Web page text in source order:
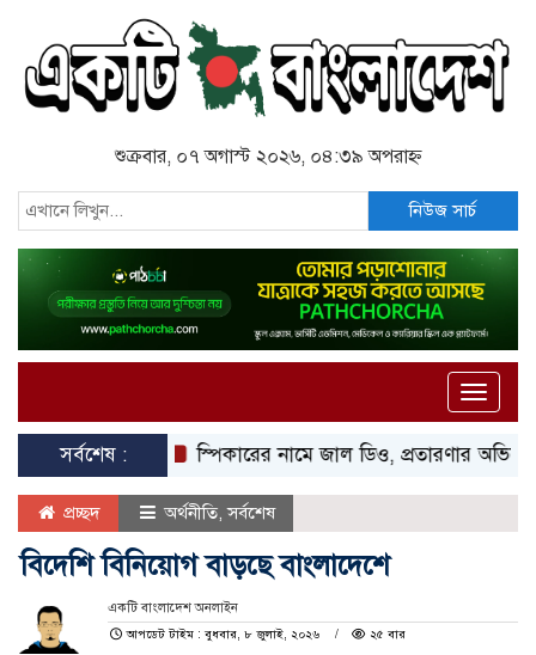
শুক্রবার, ০৭ অগাস্ট ২০২৬, ০৪:৩৯ অপরাহ্ন
নিউজ সার্চ
Toggle
সর্বশেষ :স্পিকারের নামে জাল ডিও, প্রতারণার অভিযোগে
প্রচ্ছদ অর্থনীতি,সর্বশেষ
বিদেশি বিনিয়োগ বাড়ছে বাংলাদেশে
একটি বাংলাদেশ অনলাইন
আপডেট টাইম : বুধবার, ৮ জুলাই, ২০২৬
২৫ বার